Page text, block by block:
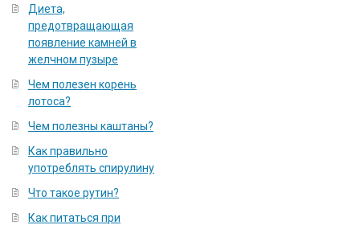
Диета,
предотвращающая
появление камней в
желчном пузыре
Чем полезен корень
лотоса?
Чем полезны каштаны?
Как правильно
употреблять спирулину
Что такое рутин?
Как питаться при